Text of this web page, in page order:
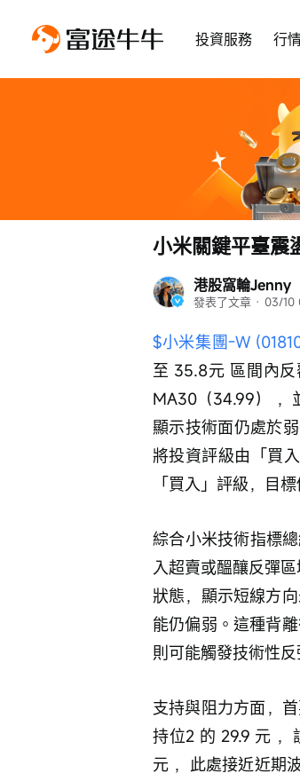
投資服務 行
港股窩輪Jenny
發表了文章 · 03/10
小米關鍵平臺震
$小米集團-W
至 35.8元 區間內
MA30（34.99） ，
顯示技術面仍處於
將投資評級由「買
「買入」評級，目
綜合小米技術指標
入超賣或醞釀反彈
狀態，顯示短線方
能仍偏弱。這種背
則可能觸發技術性
支持與阻力方面，
持位2 的 29.9 元 ，
元 ，此處接近近期